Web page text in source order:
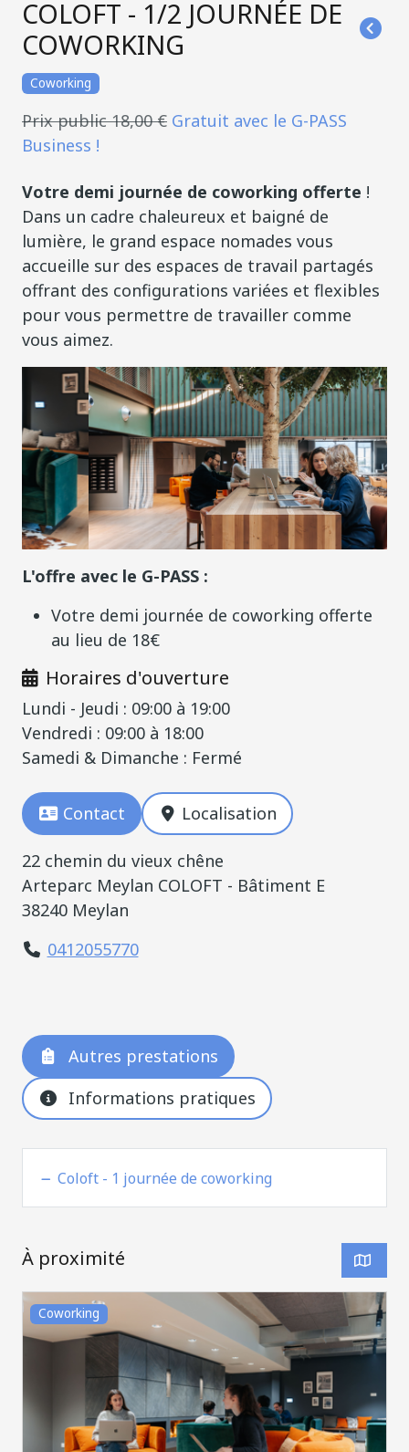
COLOFT - 1/2 JOURNÉE DE
COWORKING
Coworking
Prix public 18,00 € Gratuit avec le G-PASS
Business !
Votre demi journée de coworking offerte !
Dans un cadre chaleureux et baigné de
lumière, le grand espace nomades vous
accueille sur des espaces de travail partagés
offrant des configurations variées et flexibles
pour vous permettre de travailler comme
vous aimez.
L'offre avec le G-PASS :
Votre demi journée de coworking offerte
au lieu de 18€
Horaires d'ouverture
Lundi - Jeudi : 09:00 à 19:00
Vendredi : 09:00 à 18:00
Samedi & Dimanche : Fermé
Contact Localisation
22 chemin du vieux chêne
Arteparc Meylan COLOFT - Bâtiment E
38240 Meylan
0412055770
Autres prestations
Informations pratiques
Coloft - 1 journée de coworking
À proximité
Coworking